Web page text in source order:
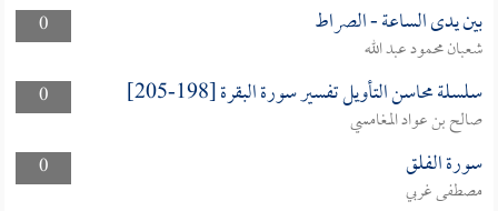
0
بين يدى الساعة - الصراط
شعبان محمود عبد الله
0
سلسلة محاسن التأويل تفسير سورة البقرة [198-205]
صالح بن عواد المغامسي
0
سورة الفلق
مصطفى غربي